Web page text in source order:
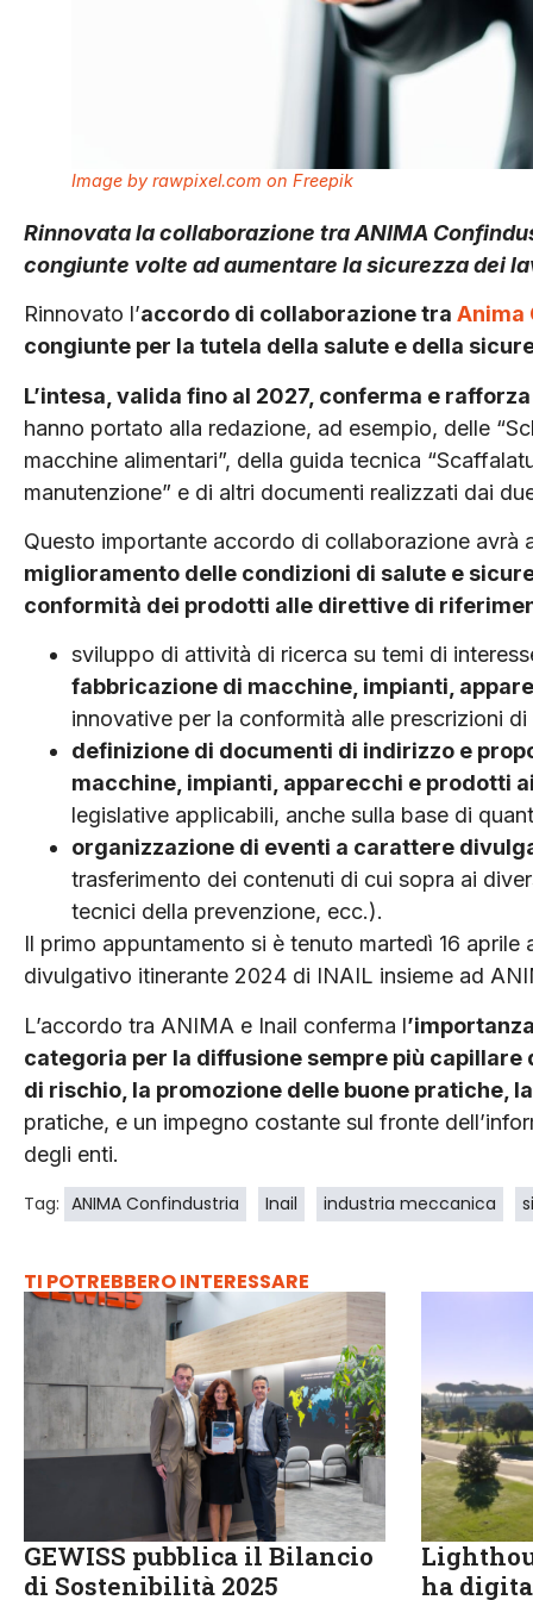
Image by rawpixel.com on Freepik
Rinnovata la collaborazione tra ANIMA
congiunte volte ad aumentare la sicurezza dei
Rinnovato l’accordo di collaborazione tra Anima
congiunte per la tutela della salute e della
L’intesa, valida fino al 2027, conferma e
hanno portato alla redazione, ad esempio, delle
macchine alimentari”, della guida tecnica
manutenzione” e di altri documenti realizzati dai
Questo importante accordo di collaborazione
miglioramento delle condizioni di salute e
conformità dei prodotti alle direttive di
sviluppo di attività di ricerca su temi di
fabbricazione di macchine, impianti,
innovative per la conformità alle prescrizioni
definizione di documenti di indirizzo e
macchine, impianti, apparecchi e prodotti
legislative applicabili, anche sulla base di
organizzazione di eventi a carattere
trasferimento dei contenuti di cui sopra ai
tecnici della prevenzione, ecc.).
Il primo appuntamento si è tenuto martedì 16
divulgativo itinerante 2024 di INAIL insieme ad
L’accordo tra ANIMA e Inail conferma l
categoria per la diffusione sempre più
di rischio, la promozione delle buone pratiche,
pratiche, e un impegno costante sul fronte
degli enti.
Tag: ANIMA Confindustria Inail industria meccanica
TI POTREBBERO INTERESSARE
GEWISS pubblica il Bilancio
di Sostenibilità 2025
ha